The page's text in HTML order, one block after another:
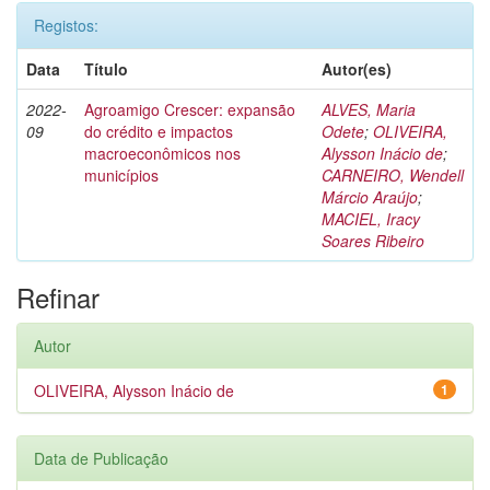
Registos:
Data
Título
Autor(es)
2022-
09
Agroamigo Crescer: expansão
do crédito e impactos
macroeconômicos nos
municípios
ALVES, Maria
Odete; OLIVEIRA,
Alysson Inácio de;
CARNEIRO, Wendell
Márcio Araújo;
MACIEL, Iracy
Soares Ribeiro
Refinar
Autor
1
OLIVEIRA, Alysson Inácio de
Data de Publicação